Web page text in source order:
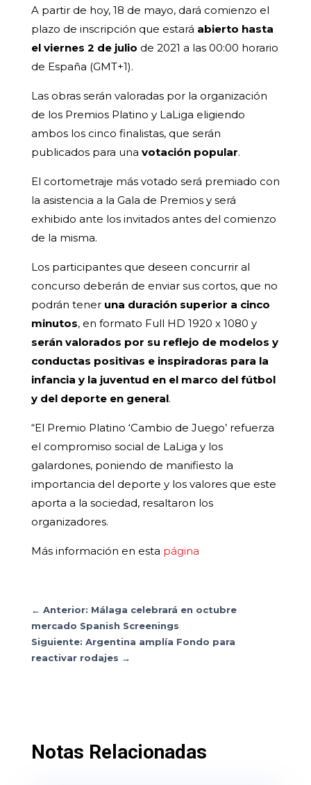
A partir de hoy, 18 de mayo, dará comienzo el
plazo de inscripción que estará abierto hasta
el viernes 2 de julio de 2021 a las 00:00 horario
de España (GMT+1).
Las obras serán valoradas por la organización
de los Premios Platino y LaLiga eligiendo
ambos los cinco finalistas, que serán
publicados para una votación popular.
El cortometraje más votado será premiado con
la asistencia a la Gala de Premios y será
exhibido ante los invitados antes del comienzo
de la misma.
Los participantes que deseen concurrir al
concurso deberán de enviar sus cortos, que no
podrán tener una duración superior a cinco
minutos, en formato Full HD 1920 x 1080 y
serán valorados por su reflejo de modelos y
conductas positivas e inspiradoras para la
infancia y la juventud en el marco del fútbol
y del deporte en general.
“El Premio Platino ‘Cambio de Juego’ refuerza
el compromiso social de LaLiga y los
galardones, poniendo de manifiesto la
importancia del deporte y los valores que este
aporta a la sociedad, resaltaron los
organizadores.
Más información en esta página
← Anterior: Málaga celebrará en octubre
mercado Spanish Screenings
Siguiente: Argentina amplía Fondo para
reactivar rodajes →
Notas Relacionadas